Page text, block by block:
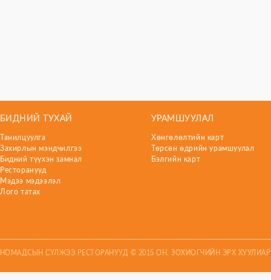
БИДНИЙ ТУХАЙ
Танилцуулга
Захирлын мэндчилгээ
Бидний түүхэн замнал
Ресторанууд
Мэдээ мэдээлэл
Лого татах
УРАМШУУЛАЛ
Хөнгөлөлтийн карт
Төрсөн өдрийн урамшуулал
Бэлгийн карт
НОМАДСЫН СҮЛЖЭЭ РЕСТОРАНУУД © 2015 ОН. ЗОХИОГЧИЙН ЭРХ